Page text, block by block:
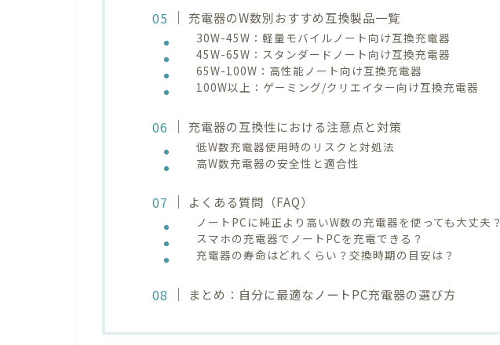
充電器のW数別おすすめ互換製品一覧
30W-45W：軽量モバイルノート向け互換充電器
45W-65W：スタンダードノート向け互換充電器
65W-100W：高性能ノート向け互換充電器
100W以上：ゲーミング/クリエイター向け互換充電器
充電器の互換性における注意点と対策
低W数充電器使用時のリスクと対処法
高W数充電器の安全性と適合性
よくある質問（FAQ）
ノートPCに純正より高いW数の充電器を使っても大丈夫？
スマホの充電器でノートPCを充電できる？
充電器の寿命はどれくらい？交換時期の目安は？
まとめ：自分に最適なノートPC充電器の選び方